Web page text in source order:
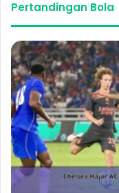
Pertandingan Bola